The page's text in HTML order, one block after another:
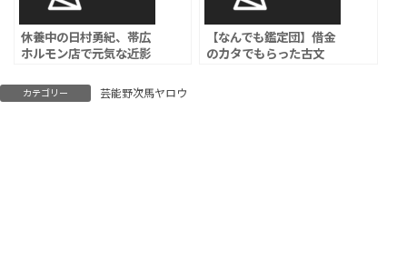
休養中の日村勇紀、帯広
ホルモン店で元気な近影
した民続出
【なんでも鑑定団】借金
のカタでもらった古文
カテゴリー 芸能野次馬ヤロウ